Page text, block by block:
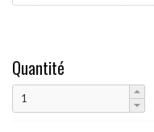
Quantité